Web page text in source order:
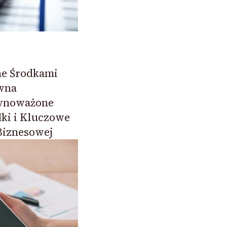
Środkami
i Kluczowe